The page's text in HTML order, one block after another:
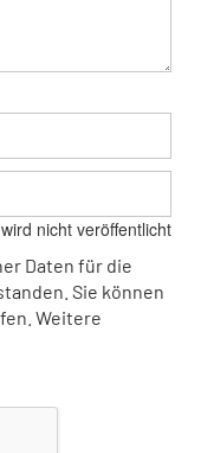
nicht veröffentlicht
Daten für die
Sie können
Weitere